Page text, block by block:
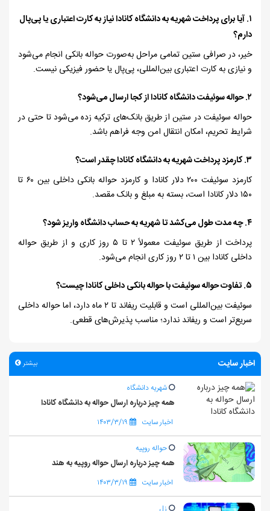
۱. آیا برای پرداخت شهریه به دانشگاه کانادا نیاز به کارت اعتباری یا پی‌پال
دارم؟
خیر، در صرافی ستین تمامی مراحل به‌صورت حواله بانکی انجام می‌شود
و نیازی به کارت اعتباری بین‌المللی، پی‌پال یا حضور فیزیکی نیست.
۲. حواله سوئیفت دانشگاه کانادا از کجا ارسال می‌شود؟
حواله سوئیفت در ستین از طریق بانک‌های ترکیه زده می‌شود تا حتی در
شرایط تحریم، امکان انتقال امن وجه فراهم باشد.
۳. کارمزد پرداخت شهریه به دانشگاه کانادا چقدر است؟
کارمزد سوئیفت ۲۰۰دلار کانادا و کارمزد حواله بانکی داخلی بین ۶۰ تا
۱۵۰دلار کانادا است، بسته به مبلغ و بانک مقصد.
۴. چه مدت طول می‌کشد تا شهریه به حساب دانشگاه واریز شود؟
پرداخت از طریق سوئیفت معمولاً ۲تا ۵روز کاری و از طریق حواله
داخلی کانادا بین ۱تا۲ روز کاری انجام می‌شود.
۵. تفاوت حواله سوئیفت با حواله بانکی داخلی کانادا چیست؟
سوئیفت بین‌المللی است و قابلیت ریفاند تا ۲ماه دارد، اما حواله داخلی
سریع‌تر است و ریفاند ندارد؛ مناسب پذیرش‌های قطعی.
اخبار سایت بیشتر
شهریه دانشگاه
همه چیز درباره ارسال حواله به دانشگاه کانادا
اخبار سایت ۱۴۰۳/۳/۱۹
حواله روپیه
همه چیز درباره ارسال حواله روپیه به هند
اخبار سایت ۱۴۰۳/۳/۱۹
زل